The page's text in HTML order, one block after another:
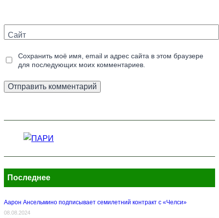
Сайт
Сохранить моё имя, email и адрес сайта в этом браузере
для последующих моих комментариев.
Последнее
Аарон Ансельмино подписывает семилетний контракт с «Челси»
08.08.2024